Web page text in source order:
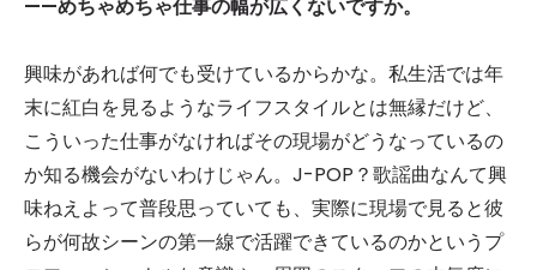
——めちゃめちゃ仕事の幅が広くないですか。
興味があれば何でも受けているからかな。私生活では年
末に紅白を見るようなライフスタイルとは無縁だけど、
こういった仕事がなければその現場がどうなっているの
か知る機会がないわけじゃん。J-POP？歌謡曲なんて興
味ねえよって普段思っていても、実際に現場で見ると彼
らが何故シーンの第一線で活躍できているのかというプ